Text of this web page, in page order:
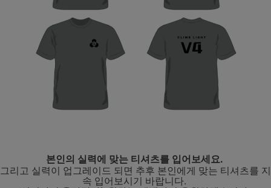
본인의 실력에 맞는 티셔츠를 입어보세요.
그리고 실력이 업그레이드 되면 추후 본인에게 맞는 티셔츠를 지
속 입어보시기 바랍니다.